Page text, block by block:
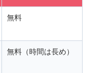
無料
無料（時間は長め）